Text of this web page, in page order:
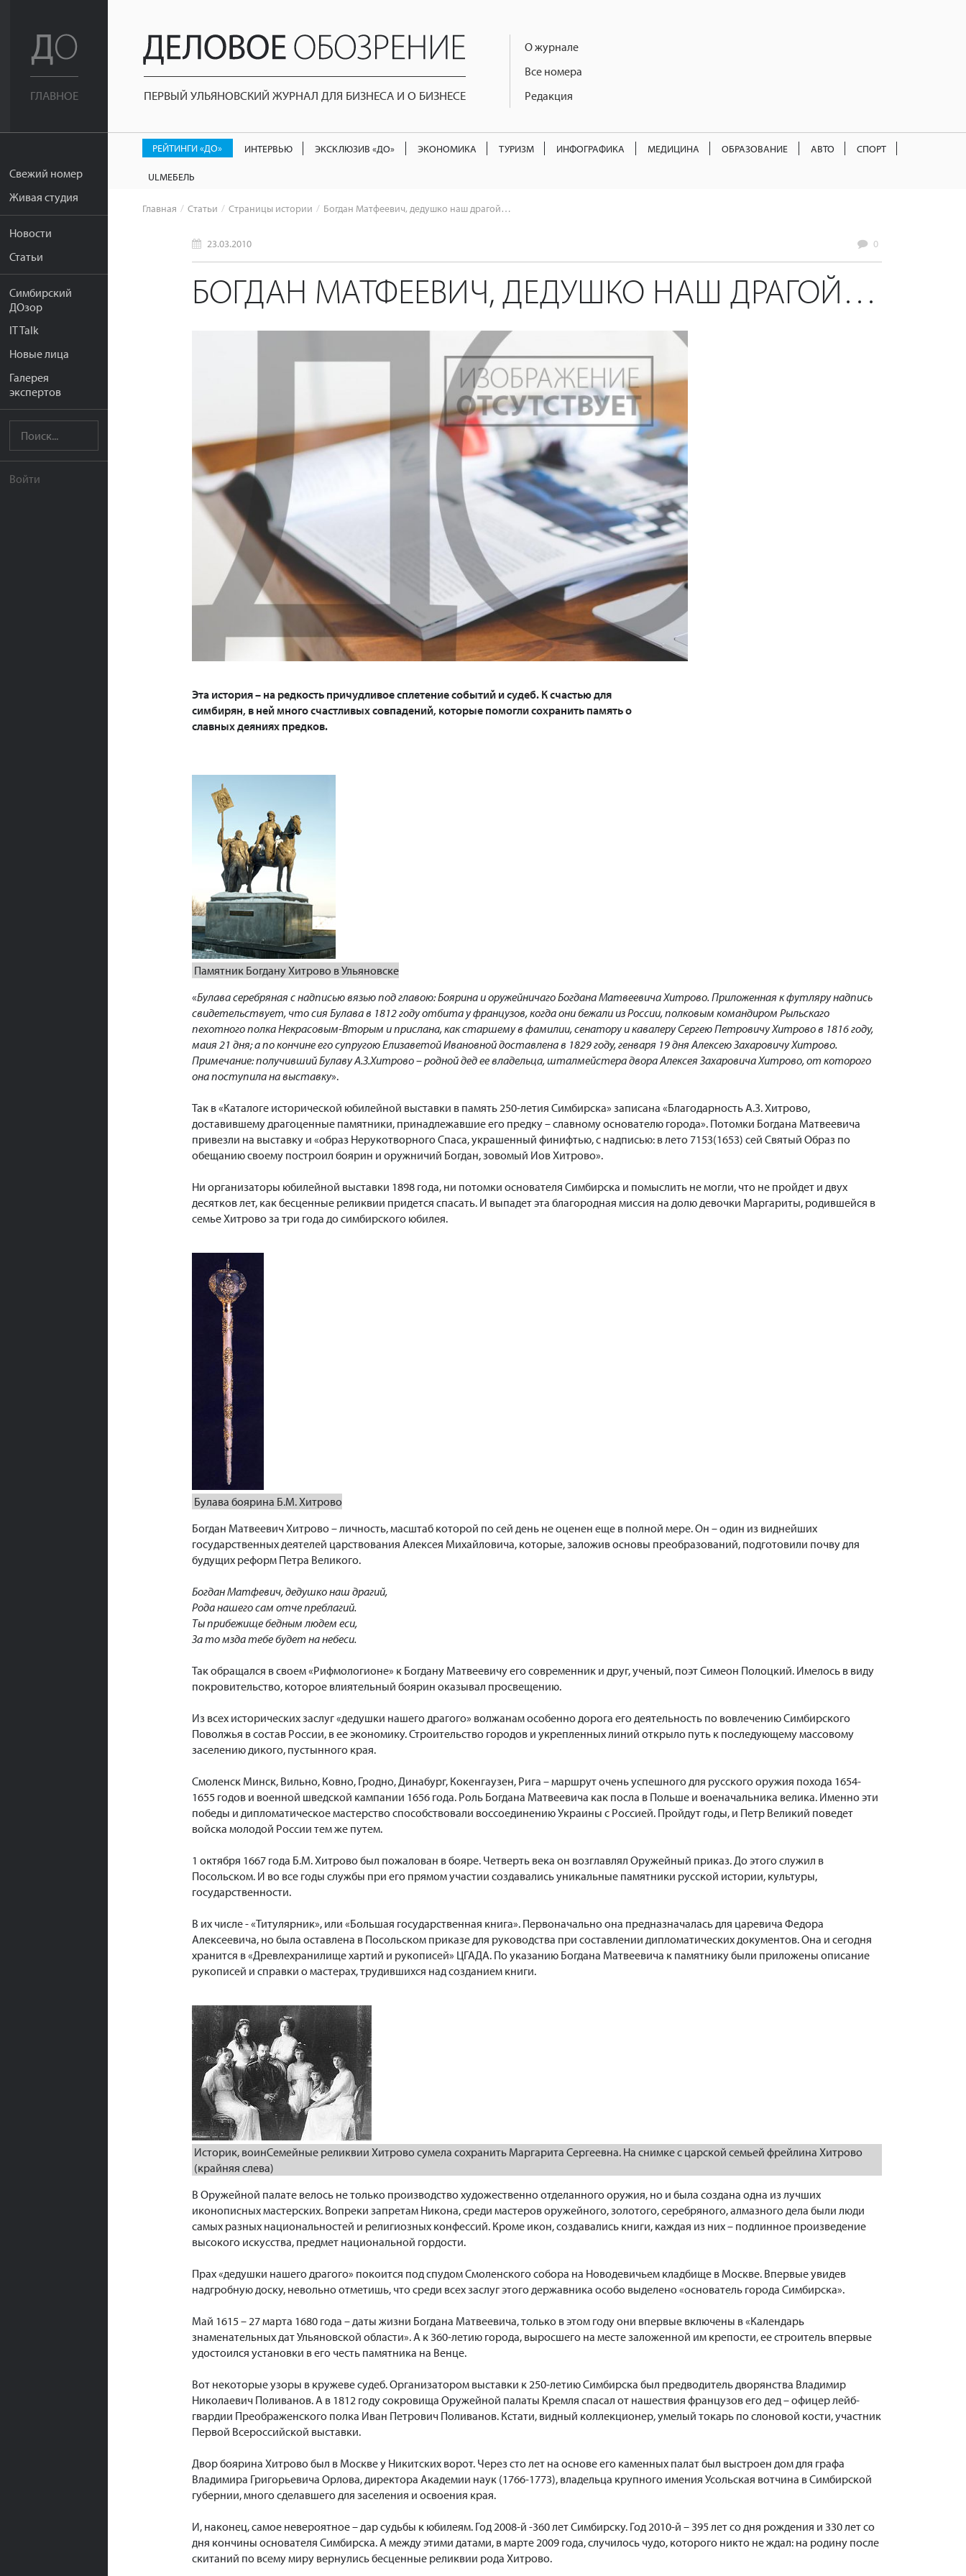
ГЛАВНОЕ
Свежий номер
Живая студия
Новости
Статьи
Симбирский
ДОзор
IT Talk
Новые лица
Галерея
экспертов
Войти
ПЕРВЫЙ УЛЬЯНОВСКИЙ ЖУРНАЛ ДЛЯ БИЗНЕСА И О БИЗНЕСЕ
О журнале
Все номера
Редакция
РЕЙТИНГИ «ДО» ИНТЕРВЬЮ ЭКСКЛЮЗИВ «ДО» ЭКОНОМИКА ТУРИЗМ ИНФОГРАФИКА МЕДИЦИНА ОБРАЗОВАНИЕ АВТО СПОРТ
ULМЕБЕЛЬ
Главная Статьи Страницы истории Богдан Матфеевич, дедушко наш драгой…
23.03.2010 0
БОГДАН МАТФЕЕВИЧ, ДЕДУШКО НАШ ДРАГОЙ…
Эта история – на редкость причудливое сплетение событий и судеб. К счастью для
симбирян, в ней много счастливых совпадений, которые помогли сохранить память о
славных деяниях предков.
Памятник Богдану Хитрово в Ульяновске
«Булава серебряная с надписью вязью под главою: Боярина и оружейничаго Богдана Матвеевича Хитрово. Приложенная к футляру надпись
свидетельствует, что сия Булава в 1812 году отбита у французов, когда они бежали из России, полковым командиром Рыльскаго
пехотного полка Некрасовым-Вторым и прислана, как старшему в фамилии, сенатору и кавалеру Сергею Петровичу Хитрово в 1816 году,
маия 21 дня; а по кончине его супругою Елизаветой Ивановной доставлена в 1829 году, генваря 19 дня Алексею Захаровичу Хитрово.
Примечание: получивший Булаву А.З.Хитрово – родной дед ее владельца, шталмейстера двора Алексея Захаровича Хитрово, от которого
она поступила на выставку».
Так в «Каталоге исторической юбилейной выставки в память 250-летия Симбирска» записана «Благодарность А.З. Хитрово,
доставившему драгоценные памятники, принадлежавшие его предку – славному основателю города». Потомки Богдана Матвеевича
привезли на выставку и «образ Нерукотворного Спаса, украшенный финифтью, с надписью: в лето 7153(1653) сей Святый Образ по
обещанию своему построил боярин и оружничий Богдан, зовомый Иов Хитрово».
Ни организаторы юбилейной выставки 1898 года, ни потомки основателя Симбирска и помыслить не могли, что не пройдет и двух
десятков лет, как бесценные реликвии придется спасать. И выпадет эта благородная миссия на долю девочки Маргариты, родившейся в
семье Хитрово за три года до симбирского юбилея.
Булава боярина Б.М. Хитрово
Богдан Матвеевич Хитрово – личность, масштаб которой по сей день не оценен еще в полной мере. Он – один из виднейших
государственных деятелей царствования Алексея Михайловича, которые, заложив основы преобразований, подготовили почву для
будущих реформ Петра Великого.
Богдан Матфевич, дедушко наш драгий,
Рода нашего сам отче преблагий.
Ты прибежище бедным людем еси,
За то мзда тебе будет на небеси.
Так обращался в своем «Рифмологионе» к Богдану Матвеевичу его современник и друг, ученый, поэт Симеон Полоцкий. Имелось в виду
покровительство, которое влиятельный боярин оказывал просвещению.
Из всех исторических заслуг «дедушки нашего драгого» волжанам особенно дорога его деятельность по вовлечению Симбирского
Поволжья в состав России, в ее экономику. Строительство городов и укрепленных линий открыло путь к последующему массовому
заселению дикого, пустынного края.
Смоленск Минск, Вильно, Ковно, Гродно, Динабург, Кокенгаузен, Рига – маршрут очень успешного для русского оружия похода 1654-
1655 годов и военной шведской кампании 1656 года. Роль Богдана Матвеевича как посла в Польше и военачальника велика. Именно эти
победы и дипломатическое мастерство способствовали воссоединению Украины с Россией. Пройдут годы, и Петр Великий поведет
войска молодой России тем же путем.
1 октября 1667 года Б.М. Хитрово был пожалован в бояре. Четверть века он возглавлял Оружейный приказ. До этого служил в
Посольском. И во все годы службы при его прямом участии создавались уникальные памятники русской истории, культуры,
государственности.
В их числе - «Титулярник», или «Большая государственная книга». Первоначально она предназначалась для царевича Федора
Алексеевича, но была оставлена в Посольском приказе для руководства при составлении дипломатических документов. Она и сегодня
хранится в «Древлехранилище хартий и рукописей» ЦГАДА. По указанию Богдана Матвеевича к памятнику были приложены описание
рукописей и справки о мастерах, трудившихся над созданием книги.
Историк, воинСемейные реликвии Хитрово сумела сохранить Маргарита Сергеевна. На снимке с царской семьей фрейлина Хитрово
(крайняя слева)
В Оружейной палате велось не только производство художественно отделанного оружия, но и была создана одна из лучших
иконописных мастерских. Вопреки запретам Никона, среди мастеров оружейного, золотого, серебряного, алмазного дела были люди
самых разных национальностей и религиозных конфессий. Кроме икон, создавались книги, каждая из них – подлинное произведение
высокого искусства, предмет национальной гордости.
Прах «дедушки нашего драгого» покоится под спудом Смоленского собора на Новодевичьем кладбище в Москве. Впервые увидев
надгробную доску, невольно отметишь, что среди всех заслуг этого державника особо выделено «основатель города Симбирска».
Май 1615 – 27 марта 1680 года – даты жизни Богдана Матвеевича, только в этом году они впервые включены в «Календарь
знаменательных дат Ульяновской области». А к 360-летию города, выросшего на месте заложенной им крепости, ее строитель впервые
удостоился установки в его честь памятника на Венце.
Вот некоторые узоры в кружеве судеб. Организатором выставки к 250-летию Симбирска был предводитель дворянства Владимир
Николаевич Поливанов. А в 1812 году сокровища Оружейной палаты Кремля спасал от нашествия французов его дед – офицер лейб-
гвардии Преображенского полка Иван Петрович Поливанов. Кстати, видный коллекционер, умелый токарь по слоновой кости, участник
Первой Всероссийской выставки.
Двор боярина Хитрово был в Москве у Никитских ворот. Через сто лет на основе его каменных палат был выстроен дом для графа
Владимира Григорьевича Орлова, директора Академии наук (1766-1773), владельца крупного имения Усольская вотчина в Симбирской
губернии, много сделавшего для заселения и освоения края.
И, наконец, самое невероятное – дар судьбы к юбилеям. Год 2008-й -360 лет Симбирску. Год 2010-й – 395 лет со дня рождения и 330 лет со
дня кончины основателя Симбирска. А между этими датами, в марте 2009 года, случилось чудо, которого никто не ждал: на родину после
скитаний по всему миру вернулись бесценные реликвии рода Хитрово.